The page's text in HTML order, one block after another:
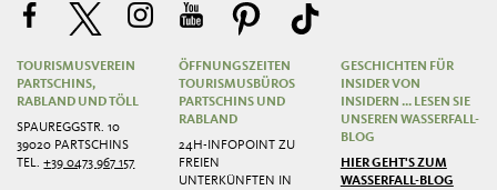
TOURISMUSVEREIN
PARTSCHINS,
RABLAND UND TÖLL
SPAUREGGSTR. 10
39020 PARTSCHINS
TEL.+39 0473 967 157
ÖFFNUNGSZEITEN
TOURISMUSBÜROS
PARTSCHINS UND
RABLAND
24H-INFOPOINT ZU
FREIEN
UNTERKÜNFTEN IN
GESCHICHTEN FÜR
INSIDER VON
INSIDERN ... LESEN SIE
UNSEREN WASSERFALL-
BLOG
HIER GEHT'S ZUM
WASSERFALL-BLOG